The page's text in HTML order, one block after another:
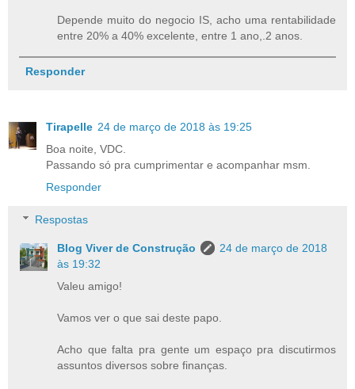
Depende muito do negocio IS, acho uma rentabilidade
entre 20% a 40% excelente, entre 1 ano,.2 anos.
Responder
Tirapelle 24 de março de 2018 às 19:25
Boa noite, VDC.
Passando só pra cumprimentar e acompanhar msm.
Responder
Respostas
Blog Viver de Construção
24 de março de 2018
às 19:32
Valeu amigo!
Vamos ver o que sai deste papo.
Acho que falta pra gente um espaço pra discutirmos
assuntos diversos sobre finanças.